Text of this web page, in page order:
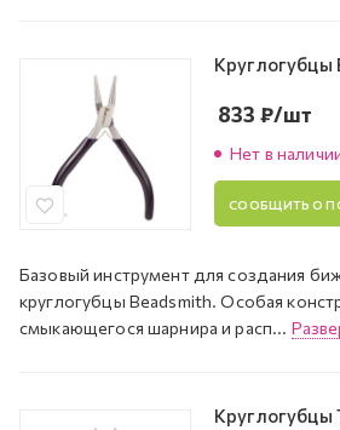
Круглогубцы
Нет в
833 ₽/шт
СООБЩИТЬ О
Базовый инструмент для создания
круглогубцы Beadsmith. Особая
смыкающегося шарнира и расп...
Круглогубцы